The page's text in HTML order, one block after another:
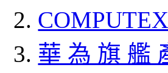
華 為 旗 艦